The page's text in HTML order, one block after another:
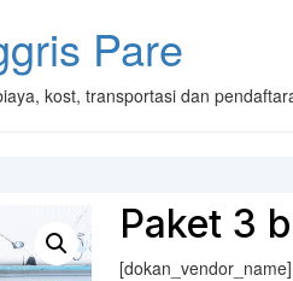
Pare
kost, transportasi dan
Paket 3
[dokan_vendor_name]